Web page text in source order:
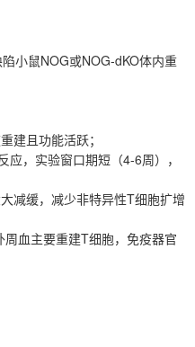
小鼠NOG或NOG-dKO体内重
建且功能活跃；
，实验窗口期短（4-6周），
减缓，减少非特异性T细胞扩增
血主要重建T细胞，免疫器官